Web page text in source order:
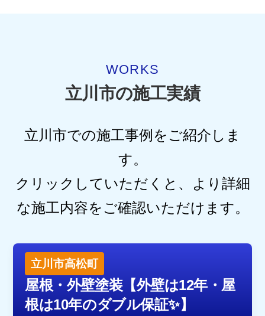
WORKS
立川市の施工実績
立川市での施工事例をご紹介しま
す。
クリックしていただくと、より詳細
な施工内容をご確認いただけます。
立川市高松町
屋根・外壁塗装【外壁は12年・屋
根は10年のダブル保証✨】